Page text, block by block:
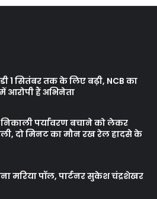
1 सितंबर तक के लिए बढ़ी, NCB का
आरोपी हैं अभिनेता
पर्यावरण बचाने को लेकर
दो मिनट का मौन रख रेल हादसे के
मरिया पॉल, पार्टनर सुकेश चंद्रशेखर